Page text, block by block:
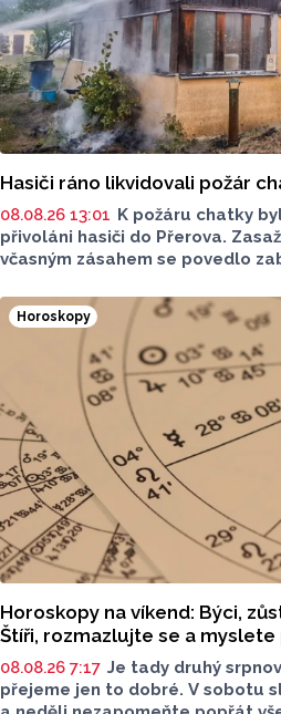
Hasiči ráno likvidovali požár
08.08.26 13:01 K požáru chatky
přivoláni hasiči do Přerova.
včasným zásahem se povedlo
Horoskopy
Horoskopy na víkend: Býci,
Štíři, rozmazlujte se a myslete
08.08.26 7:17 Je tady druhý
přejeme jen to dobré. V sobotu